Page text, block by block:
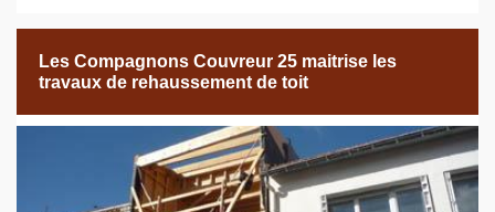
Les Compagnons Couvreur 25 maitrise les
travaux de rehaussement de toit